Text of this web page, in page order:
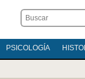
PSICOLOGÍA